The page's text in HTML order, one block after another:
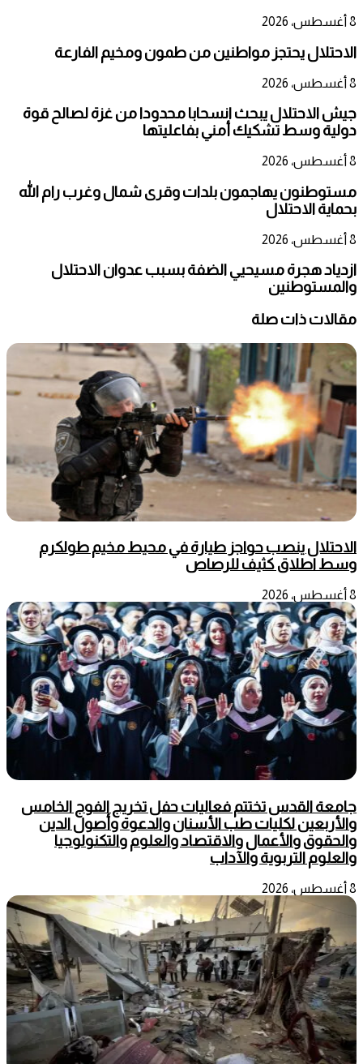
8 أغسطس، 2026
الاحتلال يحتجز مواطنين من طمون ومخيم الفارعة
8 أغسطس، 2026
جيش الاحتلال يبحث انسحابا محدودا من غزة لصالح قوة
دولية وسط تشكيك أمني بفاعليتها
8 أغسطس، 2026
مستوطنون يهاجمون بلدات وقرى شمال وغرب رام الله
بحماية الاحتلال
8 أغسطس، 2026
ازدياد هجرة مسيحيي الضفة بسبب عدوان الاحتلال
والمستوطنين
مقالات ذات صلة
الاحتلال ينصب حواجز طيارة في محيط مخيم طولكرم
وسط اطلاق كثيف للرصاص
8 أغسطس، 2026
جامعة القدس تختتم فعاليات حفل تخريج الفوج الخامس
والأربعين لكليات طب الأسنان والدعوة وأصول الدين
والحقوق والأعمال والاقتصاد والعلوم والتكنولوجيا
والعلوم التربوية والآداب
8 أغسطس، 2026